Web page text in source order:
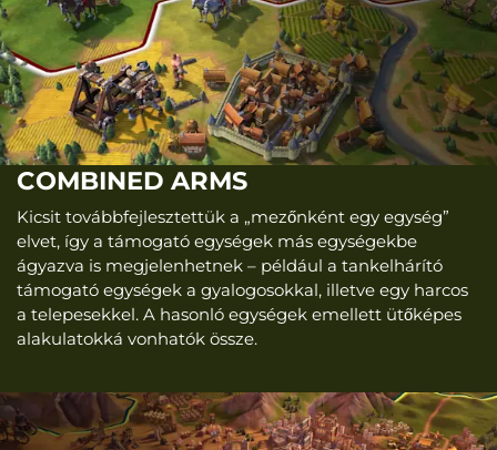
COMBINED ARMS
Kicsit továbbfejlesztettük a „mezőnként egy egység”
elvet, így a támogató egységek más egységekbe
ágyazva is megjelenhetnek – például a tankelhárító
támogató egységek a gyalogosokkal, illetve egy harcos
a telepesekkel. A hasonló egységek emellett ütőképes
alakulatokká vonhatók össze.